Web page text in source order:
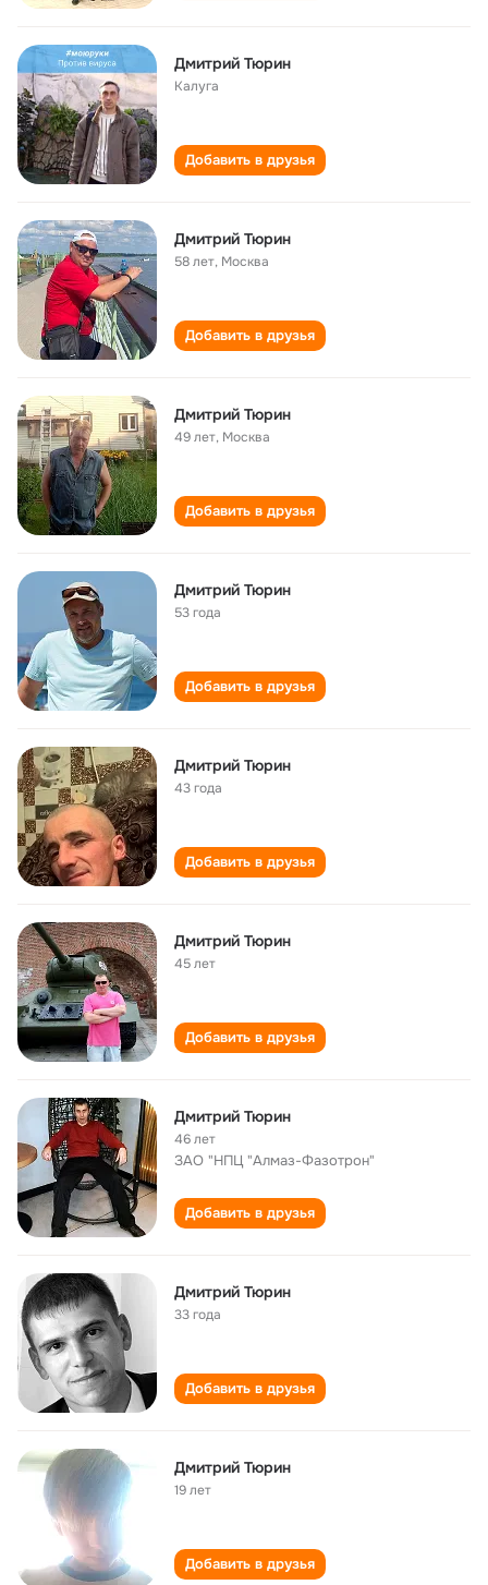
Дмитрий Тюрин
Калуга
Добавить в друзья
Дмитрий Тюрин
58 лет, Москва
Добавить в друзья
Дмитрий Тюрин
49 лет, Москва
Добавить в друзья
Дмитрий Тюрин
53 года
Добавить в друзья
Дмитрий Тюрин
43 года
Добавить в друзья
Дмитрий Тюрин
45 лет
Добавить в друзья
Дмитрий Тюрин
46 лет
ЗАО "НПЦ "Алмаз-Фазотрон"
Добавить в друзья
Дмитрий Тюрин
33 года
Добавить в друзья
Дмитрий Тюрин
19 лет
Добавить в друзья